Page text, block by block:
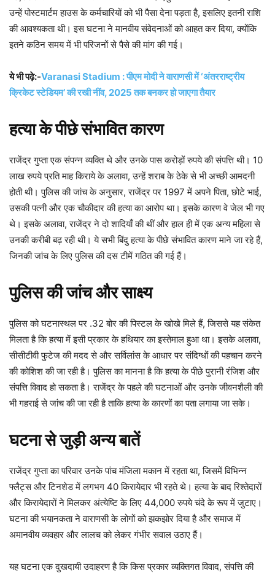
उन्हें पोस्टमार्टम हाउस के कर्मचारियों को भी पैसा देना पड़ता है, इसलिए इतनी राशि
की आवश्यकता थी। इस घटना ने मानवीय संवेदनाओं को आहत कर दिया, क्योंकि
इतने कठिन समय में भी परिजनों से पैसे की मांग की गई।
ये भी पढ़े:-Varanasi Stadium : पीएम मोदी ने वाराणसी में ‘अंतरराष्ट्रीय
क्रिकेट स्टेडियम’ की रखी नींव, 2025 तक बनकर हो जाएगा तैयार
हत्या के पीछे संभावित कारण
राजेंद्र गुप्ता एक संपन्न व्यक्ति थे और उनके पास करोड़ों रुपये की संपत्ति थी। 10
लाख रुपये प्रति माह किराये के अलावा, उन्हें शराब के ठेके से भी अच्छी आमदनी
होती थी। पुलिस की जांच के अनुसार, राजेंद्र पर 1997 में अपने पिता, छोटे भाई,
उसकी पत्नी और एक चौकीदार की हत्या का आरोप था। इसके कारण वे जेल भी गए
थे। इसके अलावा, राजेंद्र ने दो शादियाँ की थीं और हाल ही में एक अन्य महिला से
उनकी करीबी बढ़ रही थी। ये सभी बिंदु हत्या के पीछे संभावित कारण माने जा रहे हैं,
जिनकी जांच के लिए पुलिस की दस टीमें गठित की गई हैं।
पुलिस की जांच और साक्ष्य
पुलिस को घटनास्थल पर .32 बोर की पिस्टल के खोखे मिले हैं, जिससे यह संकेत
मिलता है कि हत्या में इसी प्रकार के हथियार का इस्तेमाल हुआ था। इसके अलावा,
सीसीटीवी फुटेज की मदद से और सर्विलांस के आधार पर संदिग्धों की पहचान करने
की कोशिश की जा रही है। पुलिस का मानना है कि हत्या के पीछे पुरानी रंजिश और
संपत्ति विवाद हो सकता है। राजेंद्र के पहले की घटनाओं और उनके जीवनशैली की
भी गहराई से जांच की जा रही है ताकि हत्या के कारणों का पता लगाया जा सके।
घटना से जुड़ी अन्य बातें
राजेंद्र गुप्ता का परिवार उनके पांच मंजिला मकान में रहता था, जिसमें विभिन्न
फ्लैट्स और टिनशेड में लगभग 40 किरायेदार भी रहते थे। हत्या के बाद रिश्तेदारों
और किरायेदारों ने मिलकर अंत्येष्टि के लिए 44,000 रुपये चंदे के रूप में जुटाए।
घटना की भयानकता ने वाराणसी के लोगों को झकझोर दिया है और समाज में
अमानवीय व्यवहार और लालच को लेकर गंभीर सवाल उठाए हैं।
यह घटना एक दुखदायी उदाहरण है कि किस प्रकार व्यक्तिगत विवाद, संपत्ति की